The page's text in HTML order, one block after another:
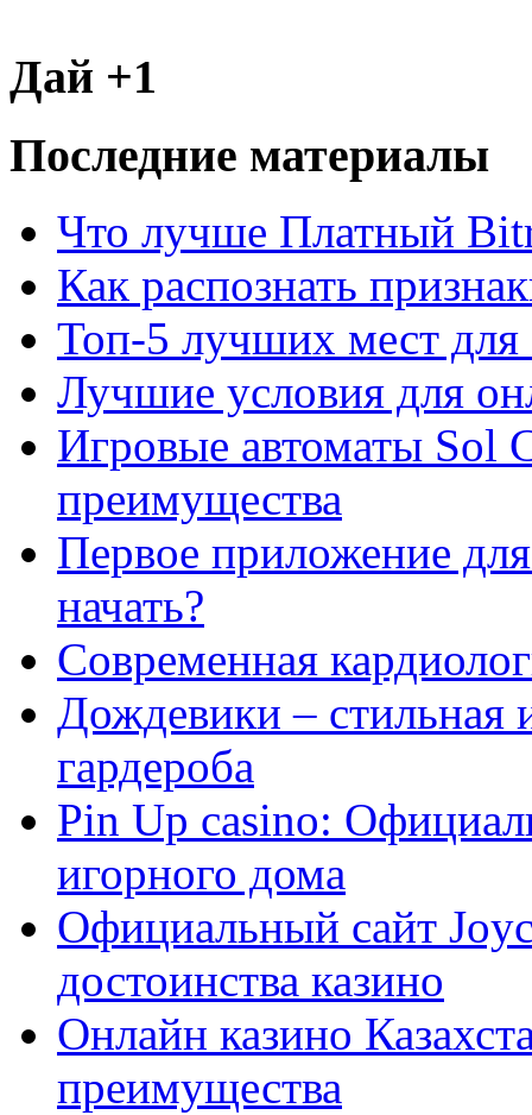
Дай +1
Последние материалы
Что лучше Платный
Как распознать
Топ-5 лучших мест для
Лучшие условия для
Игровые автоматы Sol
преимущества
Первое приложение
начать?
Современная
Дождевики – стильная
гардероба
Pin Up casino:
игорного дома
Официальный сайт
достоинства казино
Онлайн казино
преимущества